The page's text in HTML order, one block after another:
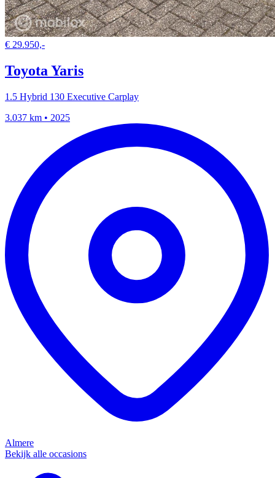
€ 29.950,-
Toyota Yaris
1.5 Hybrid 130 Executive Carplay
3.037 km • 2025
Almere
Bekijk alle occasions